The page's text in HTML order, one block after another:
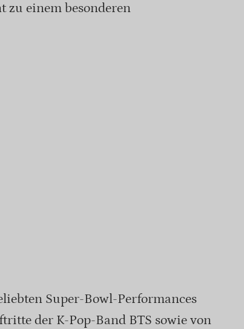
zu einem besonderen
Super-Bowl-Performances
der K-Pop-Band BTS sowie von